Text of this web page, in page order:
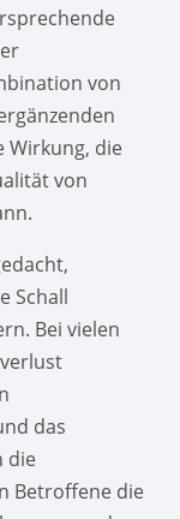
von
Wirkung, die
von
Schall
Bei vielen
das
die
Betroffene die